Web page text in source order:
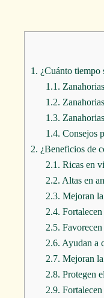
1. ¿Cuánto tiempo
1.1.
1.2.
1.3.
1.4. Consejos
2. ¿Beneficios de
2.1. Ricas en
2.2. Altas en
2.3. Mejoran
2.4.
2.5.
2.6. Ayudan a
2.7. Mejoran
2.8. Protegen
2.9. Fortalecen